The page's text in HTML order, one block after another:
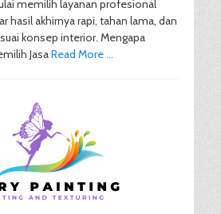
memilih layanan profesional
hasil akhirnya rapi, tahan lama, dan
konsep interior. Mengapa
JasaRead More …